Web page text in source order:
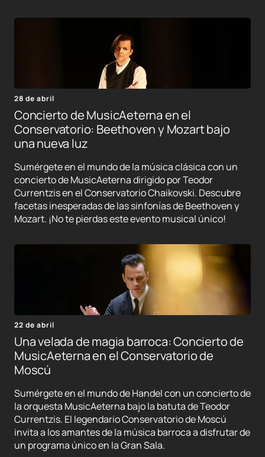
28 de abril
Concierto de MusicAeterna en el
Conservatorio: Beethoven y Mozart bajo
una nueva luz
Sumérgete en el mundo de la música clásica con un
concierto de MusicAeterna dirigido por Teodor
Currentzis en el Conservatorio Chaikovski. Descubre
facetas inesperadas de las sinfonías de Beethoven y
Mozart. ¡No te pierdas este evento musical único!
22 de abril
Una velada de magia barroca: Concierto de
MusicAeterna en el Conservatorio de
Moscú
Sumérgete en el mundo de Handel con un concierto de
la orquesta MusicAeterna bajo la batuta de Teodor
Currentzis. El legendario Conservatorio de Moscú
invita a los amantes de la música barroca a disfrutar de
un programa único en la Gran Sala.